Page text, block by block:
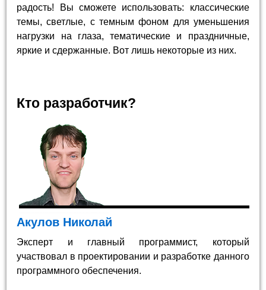
радость! Вы сможете использовать: классические
темы, светлые, с темным фоном для уменьшения
нагрузки на глаза, тематические и праздничные,
яркие и сдержанные. Вот лишь некоторые из них.
Кто разработчик?
Акулов Николай
Эксперт и главный программист, который
участвовал в проектировании и разработке данного
программного обеспечения.